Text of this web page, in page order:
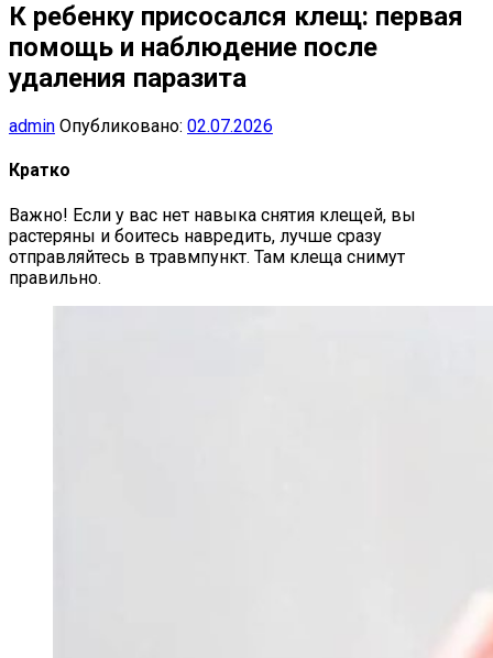
К ребенку присосался клещ: первая
помощь и наблюдение после
удаления паразита
admin Опубликовано: 02.07.2026
Кратко
Важно! Если у вас нет навыка снятия клещей, вы
растеряны и боитесь навредить, лучше сразу
отправляйтесь в травмпункт. Там клеща снимут
правильно.